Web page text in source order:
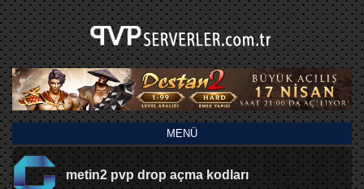
MENÜ
metin2 pvp drop açma kodları